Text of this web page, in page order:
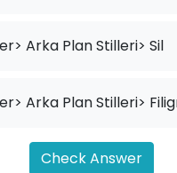
Arka Plan Stilleri> Sil
Arka Plan Stilleri>
Check Answer